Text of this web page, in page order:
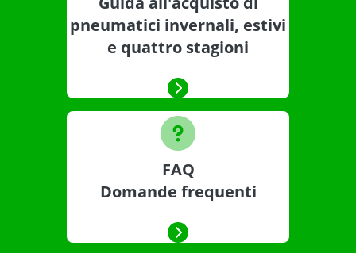
pneumatici invernali, estivi
e quattro stagioni
FAQ
Domande frequenti